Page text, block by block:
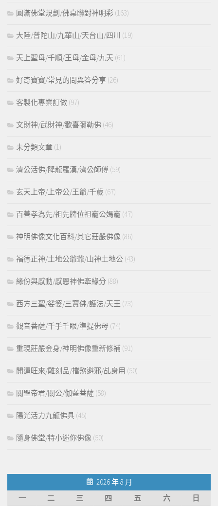
圓滿佛堂規劃/佛桌聯對神明彩 (163)
大陸/普陀山/九華山/天台山/四川 (19)
天上聖母/千順/王母/金母/九天 (61)
好奇寶寶/常見的問與答分享 (26)
客製化專業訂做 (97)
文財神/武財神/歡喜彌勒佛 (46)
未分類文章 (1)
濟公活佛/降龍羅漢/濟公師傅 (59)
玄天上帝/上帝公/王爺/千歲 (67)
百善孝為先/祖先牌位祖龕公媽龕 (47)
神明佛像文化百科/其它莊嚴佛像 (86)
福德正神/土地公爺爺/山神土地公 (43)
緣份與感動/感恩神佛牽緣分 (88)
西方三聖/娑婆/三寶佛/護法/天王 (73)
觀音菩薩/千手千眼/準提佛母 (74)
重現莊嚴金身/神明佛像重新修補 (91)
開運旺來/雕刻品/擋煞避邪/乩身用 (50)
關聖帝君/關公/伽藍菩薩 (58)
陽光活力九龍佛具 (45)
隨身佛堂/特小迷你佛像 (50)
2026 年 8 月
一
二 三 四 五 六
日